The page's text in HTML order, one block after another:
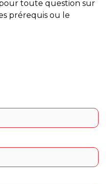
toute question sur
prérequis ou le